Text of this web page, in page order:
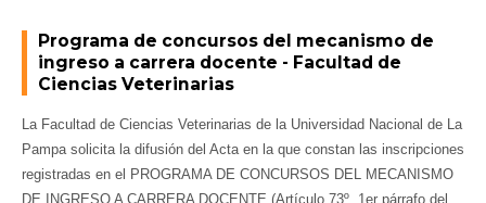
Programa de concursos del mecanismo de
ingreso a carrera docente - Facultad de
Ciencias Veterinarias
La Facultad de Ciencias Veterinarias de la Universidad Nacional de La
Pampa solicita la difusión del Acta en la que constan las inscripciones
registradas en el PROGRAMA DE CONCURSOS DEL MECANISMO
DE INGRESO A CARRERA DOCENTE (Artículo 73º, 1er párrafo del